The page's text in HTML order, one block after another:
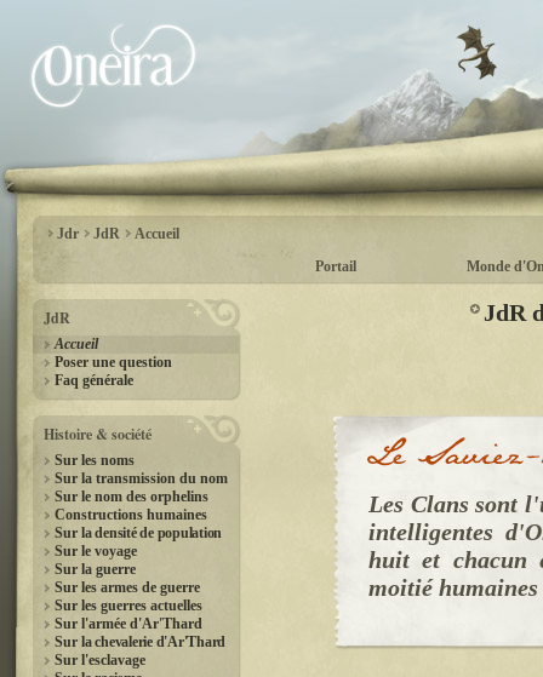
Jdr JdR
Accueil
Portail
Monde
JdR
Accueil
Poser une question
Faq générale
Histoire & société
Sur les noms
Sur la transmission du nom
Sur le nom des orphelins
Constructions humaines
Sur la densité de population
Sur le voyage
Sur la guerre
Sur les armes de guerre
Sur les guerres actuelles
Sur l'armée d'Ar'Thard
Sur la chevalerie d'Ar'Thard
Sur l'esclavage
JdR
Les Clans sont
intelligentes
huit et chacun
moitié